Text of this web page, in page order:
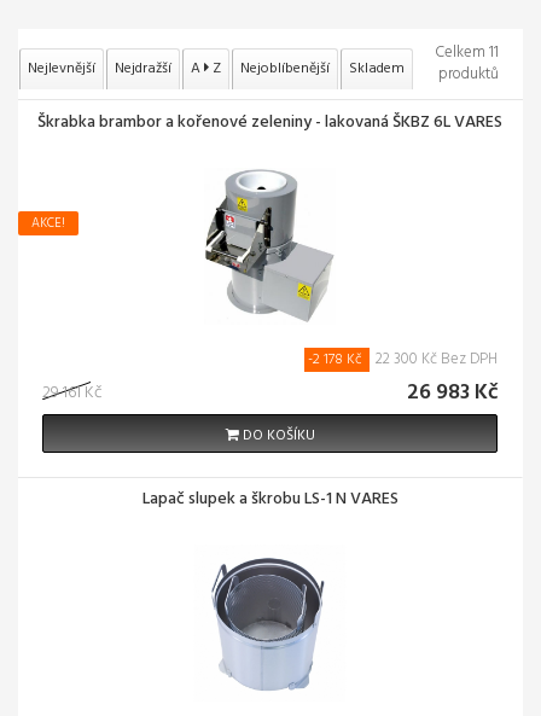
Nejlevnější Nejdražší A Z Nejoblíbenější Skladem
Celkem 11
produktů
Škrabka brambor a kořenové zeleniny - lakovaná ŠKBZ 6L VARES
AKCE!
29 161 Kč
-2 178 Kč 22 300 Kč Bez DPH
26 983 Kč
DO KOŠÍKU
Lapač slupek a škrobu LS-1 N VARES